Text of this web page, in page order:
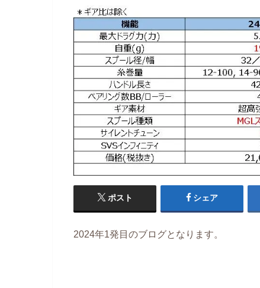
ポスト シェア
2024年1発目のブログとなります。